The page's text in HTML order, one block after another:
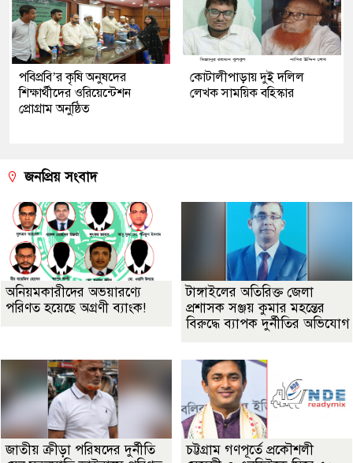
পবিপ্রবি’র কৃষি অনুষদের
শিক্ষার্থীদের ওরিয়েন্টেশন
প্রোগ্রাম অনুষ্ঠিত
কোটালীপাড়ায় দুই দলিল
লেখক সাময়িক বহিস্কার
জনপ্রিয় সংবাদ
অনিয়মকারীদের অভয়ারণ্যে
পরিণত হয়েছে অগ্রণী ব্যাংক!
টাঙ্গাইলের অতিরিক্ত জেলা
প্রশাসক সঞ্জয় কুমার মহন্তের
বিরুদ্ধে ব্যাপক দুর্নীতির অভিযোগ
জাতীয় ক্রীড়া পরিষদের দুর্নীতি
চট্টগ্রাম গণপূর্তে প্রকৌশলী